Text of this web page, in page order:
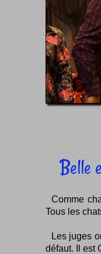
Belle
Comme
Tous les
Les juges
défaut. Il est